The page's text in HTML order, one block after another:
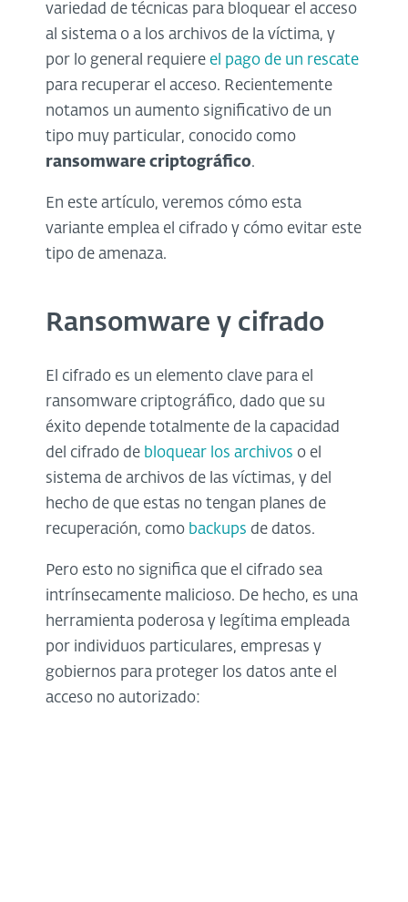
variedad de técnicas para bloquear el acceso
al sistema o a los archivos de la víctima, y
por lo general requiere el pago de un rescate
para recuperar el acceso. Recientemente
notamos un aumento significativo de un
tipo muy particular, conocido como
ransomware criptográfico.
En este artículo, veremos cómo esta
variante emplea el cifrado y cómo evitar este
tipo de amenaza.
Ransomware y cifrado
El cifrado es un elemento clave para el
ransomware criptográfico, dado que su
éxito depende totalmente de la capacidad
del cifrado de bloquear los archivos o el
sistema de archivos de las víctimas, y del
hecho de que estas no tengan planes de
recuperación, como backups de datos.
Pero esto no significa que el cifrado sea
intrínsecamente malicioso. De hecho, es una
herramienta poderosa y legítima empleada
por individuos particulares, empresas y
gobiernos para proteger los datos ante el
acceso no autorizado: